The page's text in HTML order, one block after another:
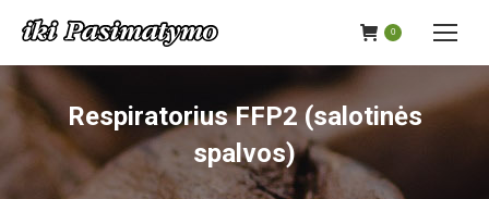
0
Respiratorius FFP2 (salotinės
spalvos)